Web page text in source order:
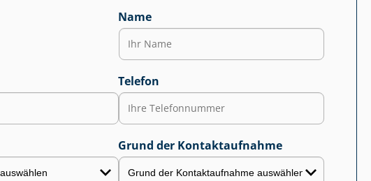
Name
Telefon
Grund der Kontaktaufnahme